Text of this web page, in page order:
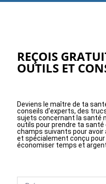
REÇOIS
OUTILS ET
Deviens le maître de ta
conseils d'experts, des
sujets concernant la santé
outils pour prendre ta santé
champs suivants pour
et spécialement conçu
économiser temps et